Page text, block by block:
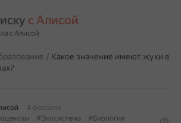
с Алисой
с Алисой
/ Какое значение имеют жуки в
4 февраля
#Экосистема
#Биология